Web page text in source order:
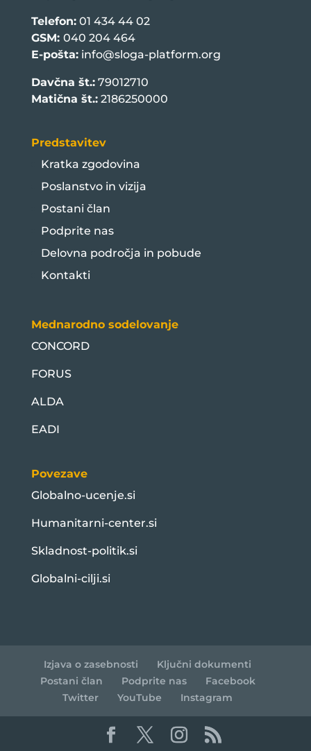
Telefon:01 434 44 02
GSM: 040 204 464
E-pošta: info@sloga-platform.org
Davčna št.:79012710
Matična št.:2186250000
Predstavitev
Kratka zgodovina
Poslanstvo in vizija
Postani član
Podprite nas
Delovna področja in pobude
Kontakti
Mednarodno sodelovanje
CONCORD
FORUS
ALDA
EADI
Povezave
Globalno-ucenje.si
Humanitarni-center.si
Skladnost-politik.si
Globalni-cilji.si
Izjava o zasebnosti
Ključni dokumenti
Postani član
Podprite nas
Facebook
Twitter
YouTube Instagram